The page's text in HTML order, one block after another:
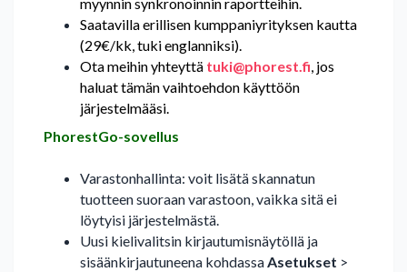
Saatavilla erillisen kumppaniyrityksen kautta
(29€/kk, tuki englanniksi).
Ota meihin yhteyttä tuki@phorest.fi , jos
haluat tämän vaihtoehdon käyttöön
järjestelmääsi.
PhorestGo-sovellus
Varastonhallinta: voit lisätä skannatun
tuotteen suoraan varastoon, vaikka sitä ei
löytyisi järjestelmästä.
Uusi kielivalitsin kirjautumisnäytöllä ja
sisäänkirjautuneena kohdassa Asetukset >